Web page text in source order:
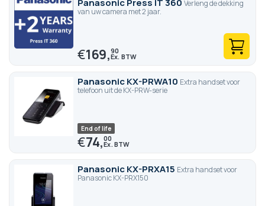
Panasonic Press IT 360 Verleng de dekking
van uw camera met 2 jaar.
€169,90
Panasonic KX-PRWA10 Extra handset voor
telefoon uit de KX-PRW-serie
End of life
€74,00
Panasonic KX-PRXA15 Extra handset voor
Panasonic KX-PRX150